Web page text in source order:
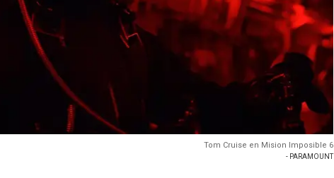
Tom Cruise en Mision Imposible 6
- PARAMOUNT